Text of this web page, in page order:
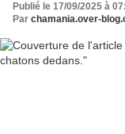
Publié le 17/09/2025 à
Par chamania.over-